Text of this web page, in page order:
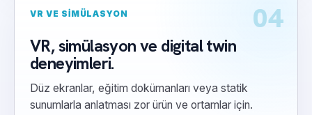
04
VR VE SIMÜLASYON
VR, simülasyon ve digital twin
deneyimleri.
Düz ekranlar, eğitim dokümanları veya statik
sunumlarla anlatması zor ürün ve ortamlar için.